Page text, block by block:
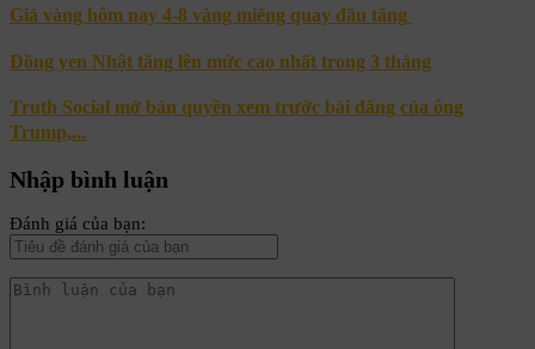
Giá vàng hôm nay 4-8 vàng miếng quay đầu tăng
Đồng yen Nhật tăng lên mức cao nhất trong 3 tháng
Truth Social mở bán quyền xem trước bài đăng của ông
Trump,...
Nhập bình luận
Đánh giá của bạn: